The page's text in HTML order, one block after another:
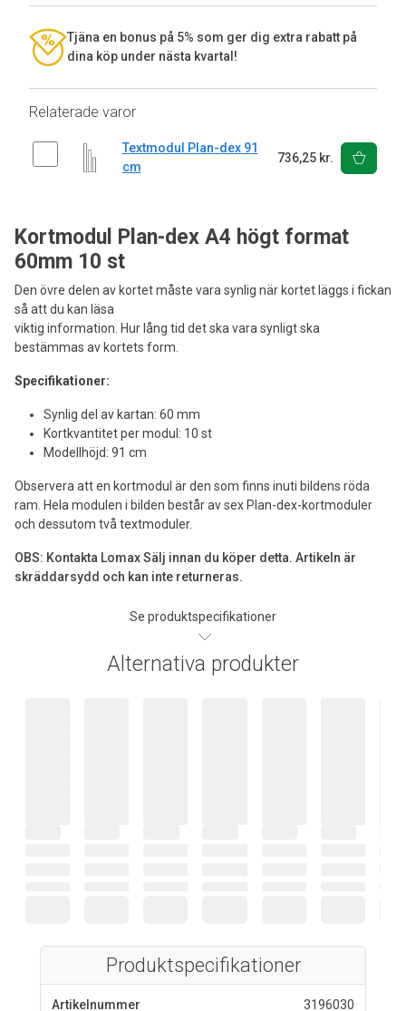
Kortmodul Plan-dex A4 högt format
60mm 10 st
Den övre delen av kortet måste vara synlig när kortet läggs i fickan
så att du kan läsa
viktig information. Hur lång tid det ska vara synligt ska
bestämmas av kortets form.
Specifikationer:
Synlig del av kartan: 60 mm
Kortkvantitet per modul: 10 st
Modellhöjd: 91 cm
Observera att en kortmodul är den som finns inuti bildens röda
ram. Hela modulen i bilden består av sex Plan-dex-kortmoduler
och dessutom två textmoduler.
OBS: Kontakta Lomax Sälj innan du köper detta. Artikeln är
skräddarsydd och kan inte returneras.
Se produktspecifikationer
Tjäna en bonus på 5% som ger dig extra rabatt på
dina köp under nästa kvartal!
Relaterade varor
Textmodul Plan-dex 91
cm
736,25 kr.
Alternativa produkter
Produktspecifikationer
Artikelnummer 3196030